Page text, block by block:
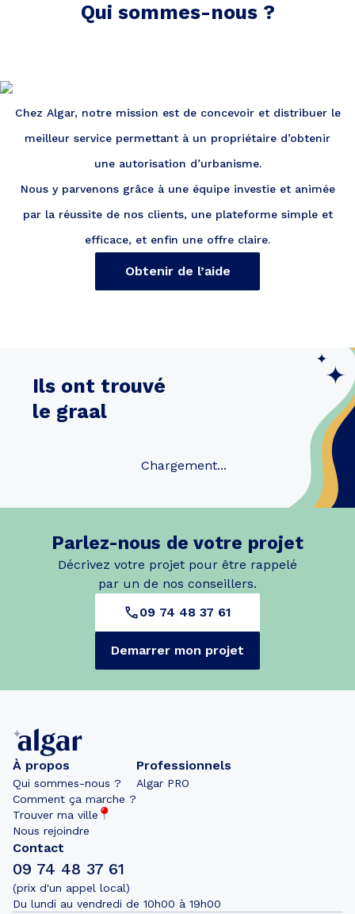
Qui sommes-nous ?
Chez Algar, notre mission est de concevoir et distribuer le
meilleur service permettant à un propriétaire d’obtenir
une autorisation d’urbanisme.
Nous y parvenons grâce à une équipe investie et animée
par la réussite de nos clients, une plateforme simple et
efficace, et enfin une offre claire.
Obtenir de l’aide
Ils ont trouvé
le graal
Chargement...
Parlez-nous de votre projet
Décrivez votre projet pour être rappelé
par un de nos conseillers.
09 74 48 37 61
Demarrer mon projet
À propos
Qui sommes-nous ?
Comment ça marche ?
Trouver ma ville
Nous rejoindre
Professionnels
Algar PRO
Contact
09 74 48 37 61
(prix d'un appel local)
Du lundi au vendredi de 10h00 à 19h00